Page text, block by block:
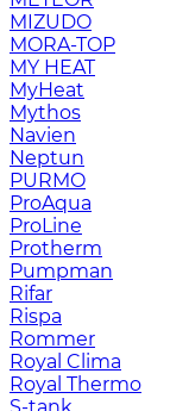
MIZUDO
MORA-TOP
MY HEAT
MyHeat
Mythos
Navien
Neptun
PURMO
ProAqua
ProLine
Protherm
Pumpman
Rifar
Rispa
Rommer
Royal Clima
Royal Thermo